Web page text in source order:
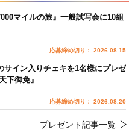
マイルの旅』一般試写会に10組
応募締め切り： 2026.08.15
サイン入りチェキを1名様にプレゼ
下御免』
応募締め切り： 2026.08.20
プレゼント記事一覧